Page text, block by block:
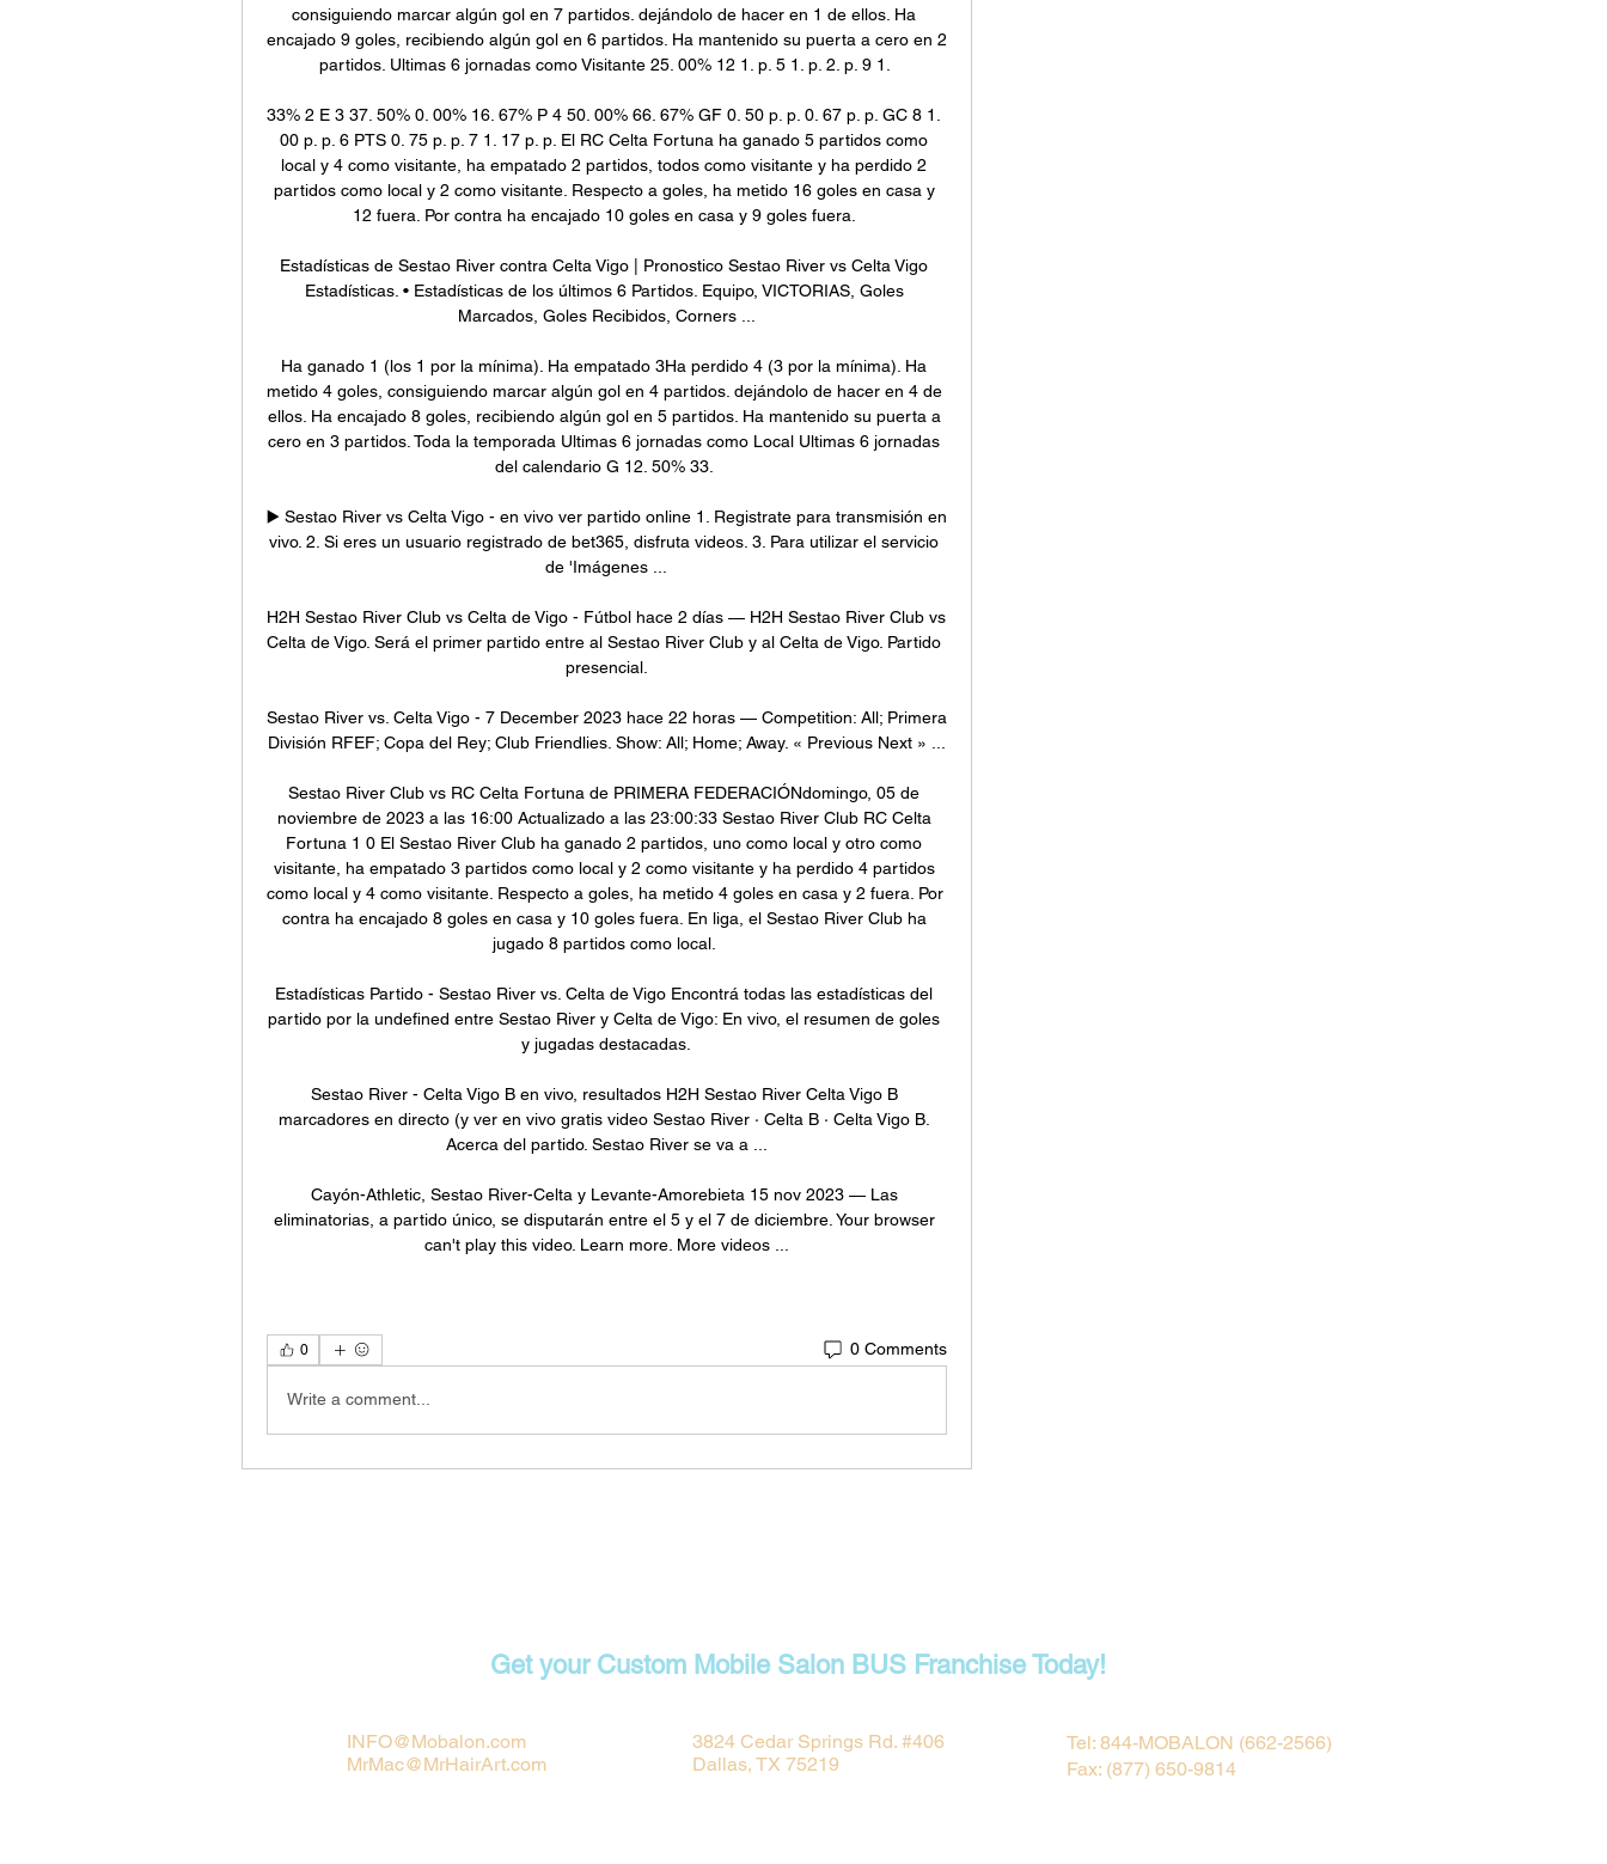
consiguiendo marcar algún gol en 7 partidos. dejándolo de hacer en 1 de ellos. Ha
encajado 9 goles, recibiendo algún gol en 6 partidos. Ha mantenido su puerta a cero en 2
partidos. Ultimas 6 jornadas como Visitante 25. 00% 12 1. p. 5 1. p. 2. p. 9 1.
33% 2 E 3 37. 50% 0. 00% 16. 67% P 4 50. 00% 66. 67% GF 0. 50 p. p. 0. 67 p. p. GC 8 1.
00 p. p. 6 PTS 0. 75 p. p. 7 1. 17 p. p. El RC Celta Fortuna ha ganado 5 partidos como
local y 4 como visitante, ha empatado 2 partidos, todos como visitante y ha perdido 2
partidos como local y 2 como visitante. Respecto a goles, ha metido 16 goles en casa y
12 fuera. Por contra ha encajado 10 goles en casa y 9 goles fuera.
Estadísticas de Sestao River contra Celta Vigo | Pronostico Sestao River vs Celta Vigo
Estadísticas. • Estadísticas de los últimos 6 Partidos. Equipo, VICTORIAS, Goles
Marcados, Goles Recibidos, Corners ...
Ha ganado 1 (los 1 por la mínima). Ha empatado 3Ha perdido 4 (3 por la mínima). Ha
metido 4 goles, consiguiendo marcar algún gol en 4 partidos. dejándolo de hacer en 4 de
ellos. Ha encajado 8 goles, recibiendo algún gol en 5 partidos. Ha mantenido su puerta a
cero en 3 partidos. Toda la temporada Ultimas 6 jornadas como Local Ultimas 6 jornadas
del calendario G 12. 50% 33.
▶️ Sestao River vs Celta Vigo - en vivo ver partido online 1. Registrate para transmisión en
vivo. 2. Si eres un usuario registrado de bet365, disfruta videos. 3. Para utilizar el servicio
de 'Imágenes ...
H2H Sestao River Club vs Celta de Vigo - Fútbol hace 2 días — H2H Sestao River Club vs
Celta de Vigo. Será el primer partido entre al Sestao River Club y al Celta de Vigo. Partido
presencial.
Sestao River vs. Celta Vigo - 7 December 2023 hace 22 horas — Competition: All; Primera
División RFEF; Copa del Rey; Club Friendlies. Show: All; Home; Away. « Previous Next » ...
Sestao River Club vs RC Celta Fortuna de PRIMERA FEDERACIÓNdomingo, 05 de
noviembre de 2023 a las 16:00 Actualizado a las 23:00:33 Sestao River Club RC Celta
Fortuna 1 0 El Sestao River Club ha ganado 2 partidos, uno como local y otro como
visitante, ha empatado 3 partidos como local y 2 como visitante y ha perdido 4 partidos
como local y 4 como visitante. Respecto a goles, ha metido 4 goles en casa y 2 fuera. Por
contra ha encajado 8 goles en casa y 10 goles fuera. En liga, el Sestao River Club ha
jugado 8 partidos como local.
Estadísticas Partido - Sestao River vs. Celta de Vigo Encontrá todas las estadísticas del
partido por la undefined entre Sestao River y Celta de Vigo: En vivo, el resumen de goles
y jugadas destacadas.
Sestao River - Celta Vigo B en vivo, resultados H2H Sestao River Celta Vigo B
marcadores en directo (y ver en vivo gratis video Sestao River · Celta B · Celta Vigo B.
Acerca del partido. Sestao River se va a ...
Cayón-Athletic, Sestao River-Celta y Levante-Amorebieta 15 nov 2023 — Las
eliminatorias, a partido único, se disputarán entre el 5 y el 7 de diciembre. Your browser
can't play this video. Learn more. More videos ...
0 0 Comments
Write a comment...
Get your Custom Mobile Salon BUS Franchise Today!
INFO@Mobalon.com
MrMac@MrHairArt.com
3824 Cedar Springs Rd. #406
Dallas, TX 75219
Tel: 844-MOBALON (662-2566)
Fax: (877) 650-9814